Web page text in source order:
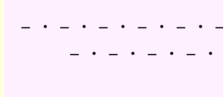
－・－・－・－・－・
－・－・－・－